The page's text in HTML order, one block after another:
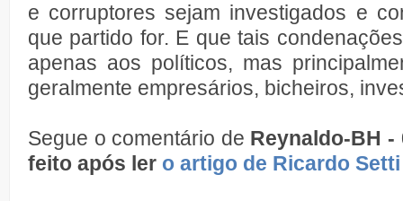
e corruptores sejam investigados e
que partido for. E que tais
apenas aos políticos, mas
geralmente empresários, bicheiros,
Segue o comentário de Reynaldo-BH -
feito após ler o artigo de Ricardo Setti